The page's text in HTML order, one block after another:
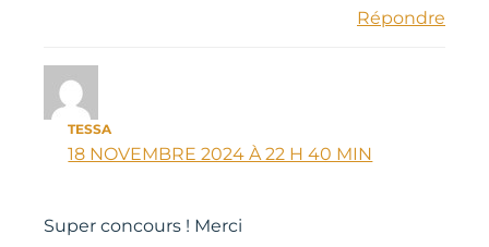
Répondre
TESSA
18 NOVEMBRE 2024 À 22 H 40 MIN
Super concours ! Merci